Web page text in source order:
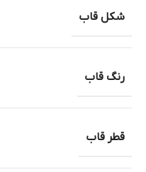
شکل قاب
رنگ قاب
قطر قاب